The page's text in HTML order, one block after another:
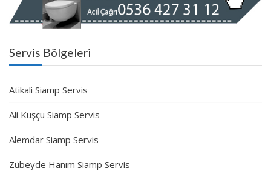
Servis Bölgeleri
Atikali Siamp Servis
Ali Kuşçu Siamp Servis
Alemdar Siamp Servis
Zübeyde Hanım Siamp Servis